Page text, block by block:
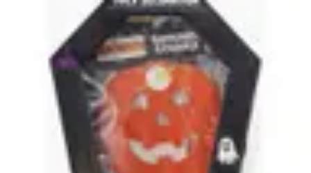
Citrouilles et Fantômes
Décorations Halloween
Cuisine et SantéLégendes et
CultureDIY & Décoration
Citrouilles et Fantômes